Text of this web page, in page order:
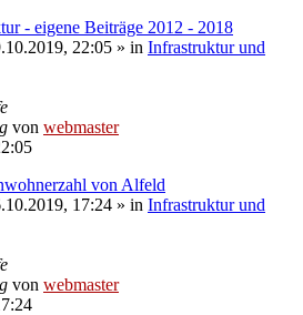
- eigene Beiträge 2012 - 2018
22:05 » in Infrastruktur und
von webmaster
von Alfeld
17:24 » in Infrastruktur und
von webmaster